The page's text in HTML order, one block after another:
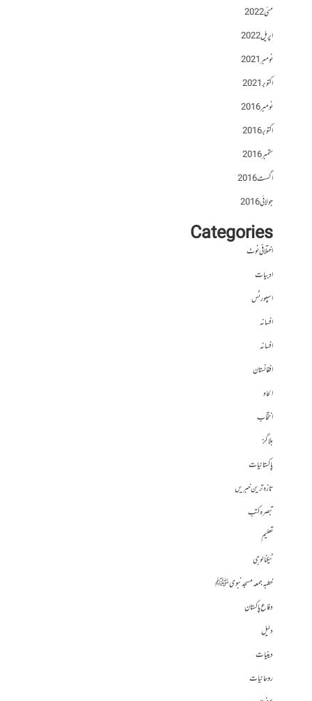
مئی 2022
اپریل 2022
نومبر 2021
اکتوبر 2021
نومبر 2016
اکتوبر 2016
ستمبر 2016
اگست 2016
جولائی 2016
Categories
اختلافی نوٹ
ادبیات
اسپورٹس
افسانہ
افسانہ
افغانستان
الحاد
انتخاب
بلاگز
پاکستانیات
تازہ ترین خبریں
تبصرہ کتب
تعلیم
ٹیکنالوجی
خطبہ جمعہ مسجد نبوی ﷺ
دفاع پاکستان
دلیل
دینیات
روحانیات